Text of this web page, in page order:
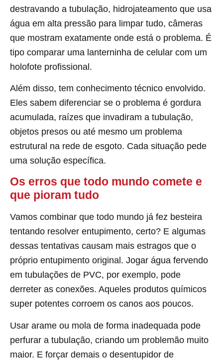
destravando a tubulação, hidrojateamento que usa
água em alta pressão para limpar tudo, câmeras
que mostram exatamente onde está o problema. É
tipo comparar uma lanterninha de celular com um
holofote profissional.
Além disso, tem conhecimento técnico envolvido.
Eles sabem diferenciar se o problema é gordura
acumulada, raízes que invadiram a tubulação,
objetos presos ou até mesmo um problema
estrutural na rede de esgoto. Cada situação pede
uma solução específica.
Os erros que todo mundo comete e
que pioram tudo
Vamos combinar que todo mundo já fez besteira
tentando resolver entupimento, certo? E algumas
dessas tentativas causam mais estragos que o
próprio entupimento original. Jogar água fervendo
em tubulações de PVC, por exemplo, pode
derreter as conexões. Aqueles produtos químicos
super potentes corroem os canos aos poucos.
Usar arame ou mola de forma inadequada pode
perfurar a tubulação, criando um problemão muito
maior. E forçar demais o desentupidor de